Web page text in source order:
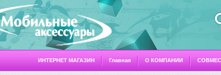
ИНТЕРНЕТ МАГАЗИН Главная О КОМПАНИИ